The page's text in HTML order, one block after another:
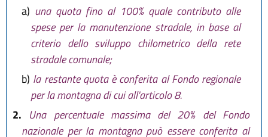
a) una quota fino al 100% quale contributo alle
spese per la manutenzione stradale, in base al
criterio dello sviluppo chilometrico della rete
stradale comunale;
b) la restante quota è conferita al Fondo regionale
per la montagna di cui all'articolo 8.
2. Una percentuale massima del 20% del Fondo
nazionale per la montagna può essere conferita al